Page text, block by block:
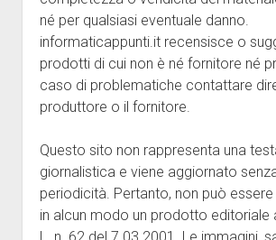
Java
Disclaimer
né per qualsiasi eventuale danno.
informaticappunti.it recensisce o
prodotti di cui non è né fornitore né
caso di problematiche contattare
produttore o il fornitore.
Questo sito non rappresenta una
giornalistica e viene aggiornato
periodicità. Pertanto, non può
in alcun modo un prodotto editoriale